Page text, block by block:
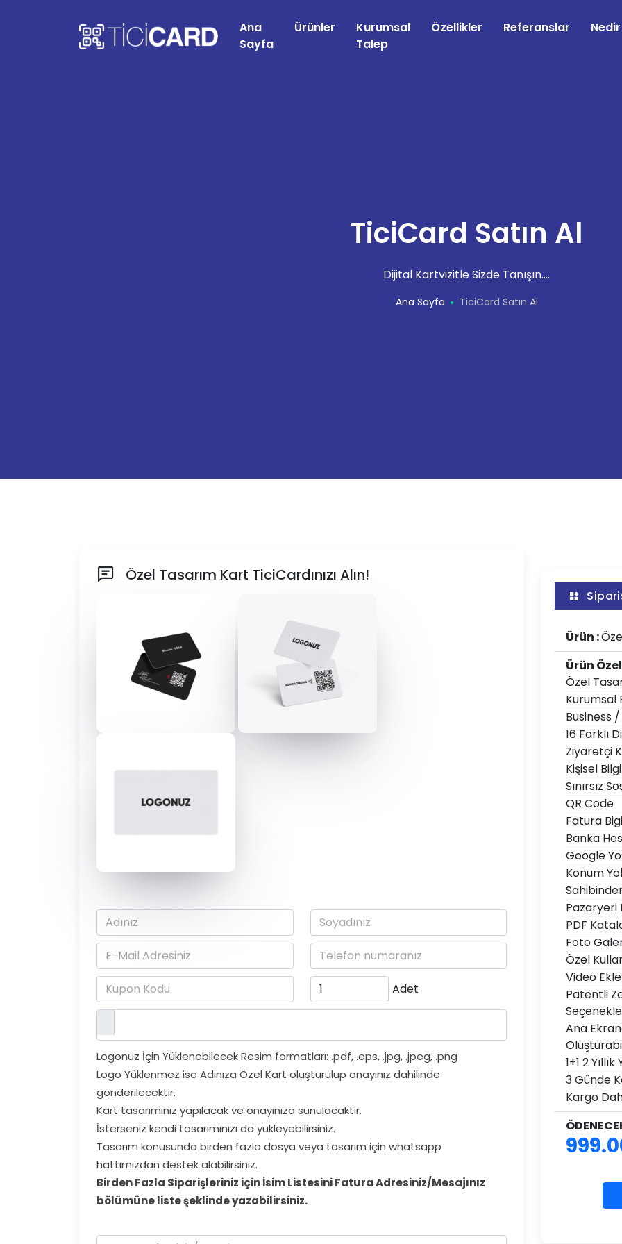
Ana
Sayfa
Ürünler
Kurumsal
Talep
Özellikler Referanslar Nedir
TiciCard Satın Al
Dijital Kartvizitle Sizde Tanışın....
Ana Sayfa TiciCard Satın Al
Özel Tasarım Kart TiciCardınızı Alın!
Adet
Logonuz İçin Yüklenebilecek Resim formatları: .pdf, .eps, .jpg, .jpeg, .png
Logo Yüklenmez ise Adınıza Özel Kart oluşturulup onayınız dahilinde
gönderilecektir.
Kart tasarımınız yapılacak ve onayınıza sunulacaktır.
İsterseniz kendi tasarımınızı da yükleyebilirsiniz.
Tasarım konusunda birden fazla dosya veya tasarım için whatsapp
hattımızdan destek alabilirsiniz.
Birden Fazla Siparişleriniz için İsim Listesini Fatura Adresiniz/Mesajınız
bölümüne liste şeklinde yazabilirsiniz.
Ürün :
Ürün
Özel
Kurumsal
Business
16 Farklı
Ziyaretçi
Kişisel
Sınırsız
QR Code
Fatura
Banka
Google
Konum
Pazaryeri
PDF
Foto
Özel
Video
Patentli
Ana
1+1 2
3 Günde
Kargo
999